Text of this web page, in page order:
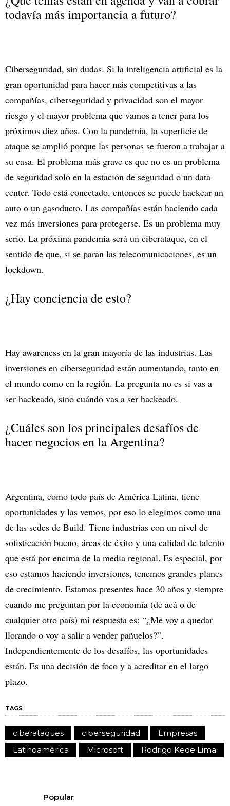
todavía más importancia a futuro?
Ciberseguridad, sin dudas. Si la inteligencia artificial es la
gran oportunidad para hacer más competitivas a las
compañías, ciberseguridad y privacidad son el mayor
riesgo y el mayor problema que vamos a tener para los
próximos diez años. Con la pandemia, la superficie de
ataque se amplió porque las personas se fueron a trabajar a
su casa. El problema más grave es que no es un problema
de seguridad solo en la estación de seguridad o un data
center. Todo está conectado, entonces se puede hackear un
auto o un gasoducto. Las compañías están haciendo cada
vez más inversiones para protegerse. Es un problema muy
serio. La próxima pandemia será un ciberataque, en el
sentido de que, si se paran las telecomunicaciones, es un
lockdown.
¿Hay conciencia de esto?
Hay awareness en la gran mayoría de las industrias. Las
inversiones en ciberseguridad están aumentando, tanto en
el mundo como en la región. La pregunta no es si vas a
ser hackeado, sino cuándo vas a ser hackeado.
¿Cuáles son los principales desafíos de
hacer negocios en la Argentina?
Argentina, como todo país de América Latina, tiene
oportunidades y las vemos, por eso lo elegimos como una
de las sedes de Build. Tiene industrias con un nivel de
sofisticación bueno, áreas de éxito y una calidad de talento
que está por encima de la media regional. Es especial, por
eso estamos haciendo inversiones, tenemos grandes planes
de crecimiento. Estamos presentes hace 30 años y siempre
cuando me preguntan por la economía (de acá o de
cualquier otro país) mi respuesta es: “¿Me voy a quedar
llorando o voy a salir a vender pañuelos?”.
Independientemente de los desafíos, las oportunidades
están. Es una decisión de foco y a acreditar en el largo
plazo.
TAGS
ciberataques ciberseguridad
Empresas
Latinoamérica
Microsoft Rodrigo Kede Lima
Popular